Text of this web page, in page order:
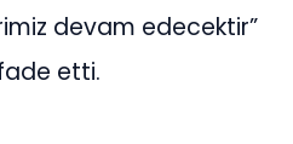
devam edecektir”
etti.